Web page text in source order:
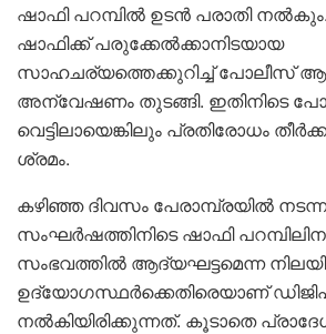
ഷാഫി പറമ്പിൽ ഉടൻ പരാതി
ഷാഫിക്ക് പരുക്കേൽക്കാനിടയായ
സാഹചര്യത്തെക്കുറിച്ച് പോലീസ്
അന്വേഷണം തുടങ്ങി. ഇതിനിടെ
വെട്ടിലായെങ്കിലും പ്രതിരോധം
ശ്രമം.
കഴിഞ്ഞ ദിവസം പേരാമ്പ്രയിൽ നടന്ന
സംഘർഷത്തിനിടെ ഷാഫി പറമ്പിലിനു
സംഭവത്തിൽ ആദ്യഘട്ടമെന്ന
ഉദ്യോഗസ്ഥർക്കെതിരെയാണ്
നൽകിയിരിക്കുന്നത്. കൂടാതെ